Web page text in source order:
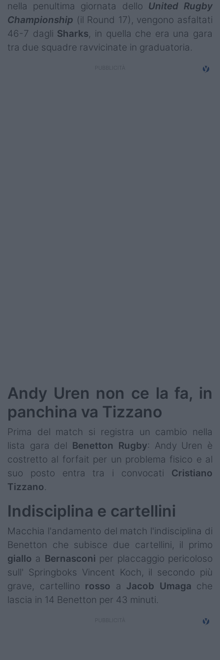
Super Rugby
Rugby in TV
Mercato
nella penultima giornata dello United Rugby
Championship (il Round 17), vengono asfaltati
46-7 dagli Sharks, in quella che era una gara
tra due squadre ravvicinate in graduatoria.
Andy Uren non ce la fa, in
panchina va Tizzano
Prima del match si registra un cambio nella
lista gara del Benetton Rugby: Andy Uren è
costretto al forfait per un problema fisico e al
suo posto entra tra i convocati Cristiano
Tizzano.
Indisciplina e cartellini
Macchia l'andamento del match l'indisciplina di
Benetton che subisce due cartellini, il primo
giallo a Bernasconi per placcaggio pericoloso
sull' Springboks Vincent Koch, il secondo più
grave, cartellino rosso a Jacob Umaga che
lascia in 14 Benetton per 43 minuti.